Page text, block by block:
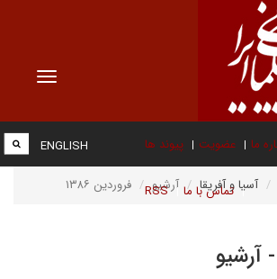
Toggle
ما عضویت پیوند ها
تماس با ما RSS
ENGLISH
آسیا و آفریقا آرشیو فروردین ۱۳۸۶
آرشیو